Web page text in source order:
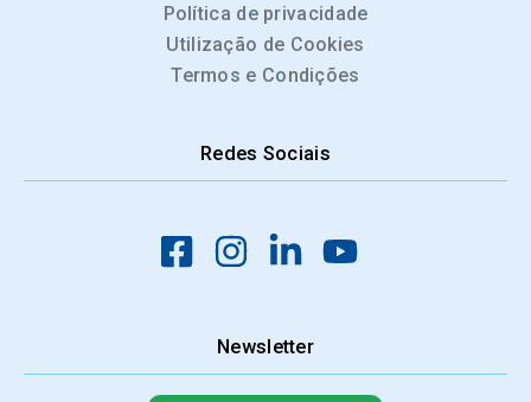
Política de privacidade
Utilização de Cookies
Termos e Condições
Redes Sociais
Newsletter